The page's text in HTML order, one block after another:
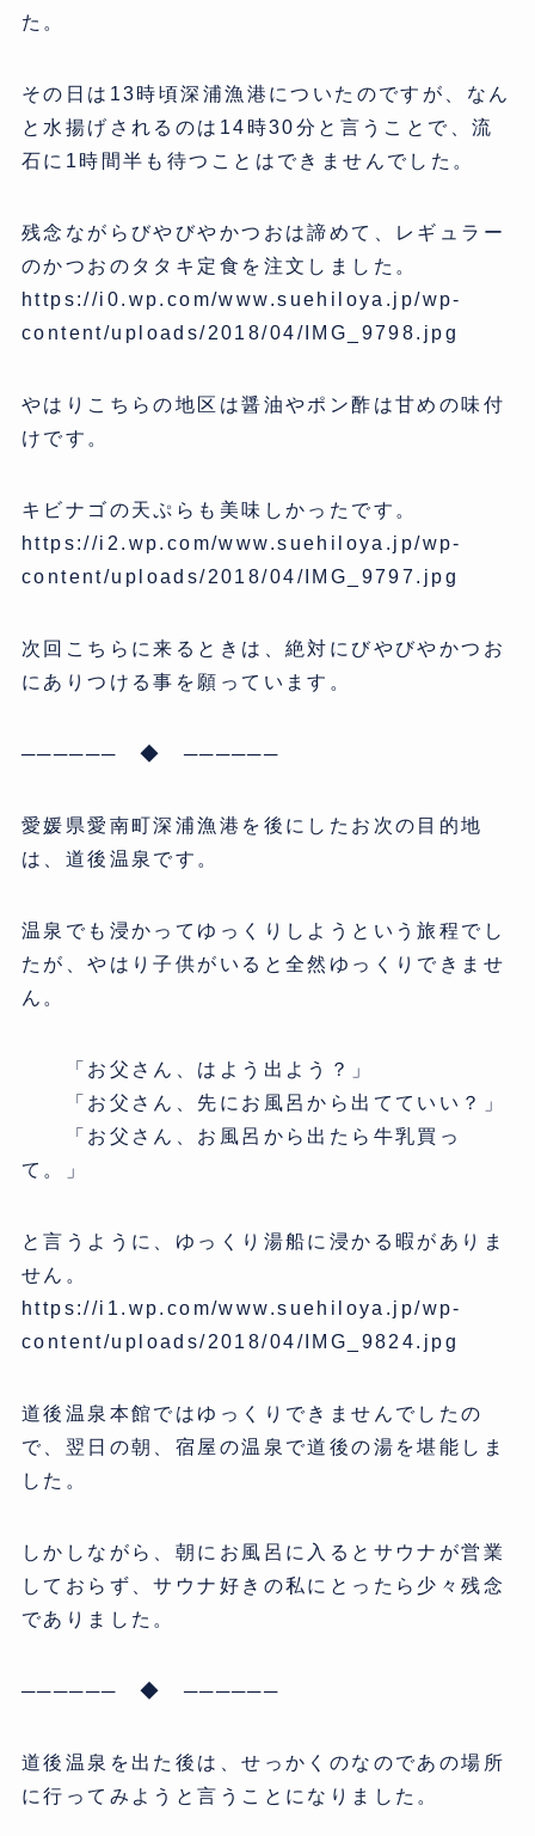
た。
その日は13時頃深浦漁港についたのですが、なん
と水揚げされるのは14時30分と言うことで、流
石に1時間半も待つことはできませんでした。
残念ながらびやびやかつおは諦めて、レギュラー
のかつおのタタキ定食を注文しました。
https://i0.wp.com/www.suehiloya.jp/wp-
content/uploads/2018/04/IMG_9798.jpg
やはりこちらの地区は醤油やポン酢は甘めの味付
けです。
キビナゴの天ぷらも美味しかったです。
https://i2.wp.com/www.suehiloya.jp/wp-
content/uploads/2018/04/IMG_9797.jpg
次回こちらに来るときは、絶対にびやびやかつお
にありつける事を願っています。
────── ◆ ──────
愛媛県愛南町深浦漁港を後にしたお次の目的地
は、道後温泉です。
温泉でも浸かってゆっくりしようという旅程でし
たが、やはり子供がいると全然ゆっくりできませ
ん。
「お父さん、はよう出よう？」
「お父さん、先にお風呂から出てていい？」
「お父さん、お風呂から出たら牛乳買っ
て。」
と言うように、ゆっくり湯船に浸かる暇がありま
せん。
https://i1.wp.com/www.suehiloya.jp/wp-
content/uploads/2018/04/IMG_9824.jpg
道後温泉本館ではゆっくりできませんでしたの
で、翌日の朝、宿屋の温泉で道後の湯を堪能しま
した。
しかしながら、朝にお風呂に入るとサウナが営業
しておらず、サウナ好きの私にとったら少々残念
でありました。
────── ◆ ──────
道後温泉を出た後は、せっかくのなのであの場所
に行ってみようと言うことになりました。